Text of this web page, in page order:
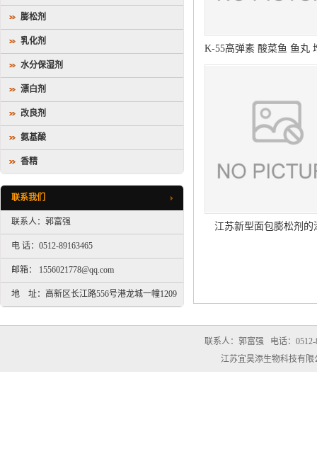
膨松剂
乳化剂
水分保湿剂
漂白剂
改良剂
氨基酸
香精
联系我们
联系人：郭富强
电 话：0512-89163465
邮箱： 1556021778@qq.com
地 址：高新区长江路556号港龙城一幢1209
K-55高弹素 酸菜鱼 鱼丸
专用
江苏新型面包膨松剂的
联系人：郭富强 电话：0512-
江苏宜昊添生物科技有限